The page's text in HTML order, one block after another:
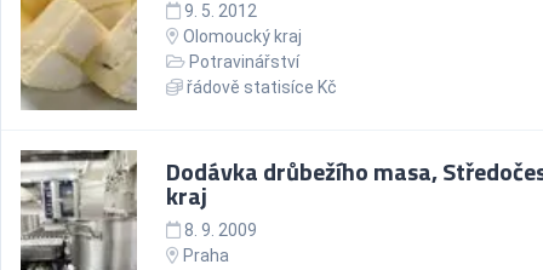
9. 5. 2012
Olomoucký kraj
Potravinářství
řádově statisíce Kč
Dodávka drůbežího masa,
kraj
8. 9. 2009
Praha